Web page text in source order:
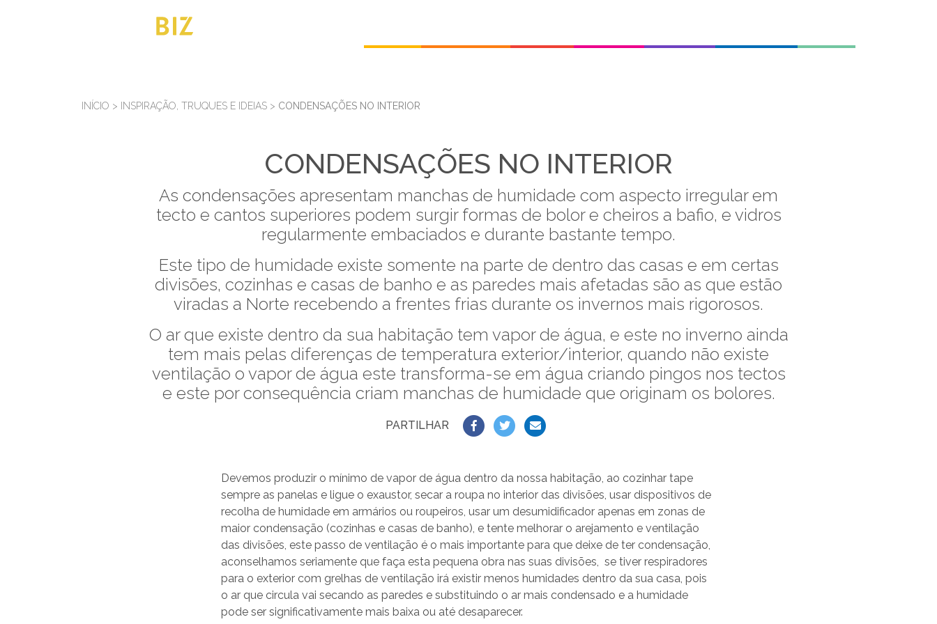
INÍCIO > INSPIRAÇÃO, TRUQUES E IDEIAS > CONDENSAÇÕES NO INTERIOR
CONDENSAÇÕES NO INTERIOR
As condensações apresentam manchas de humidade com aspecto irregular em
tecto e cantos superiores podem surgir formas de bolor e cheiros a bafio, e vidros
regularmente embaciados e durante bastante tempo.
Este tipo de humidade existe somente na parte de dentro das casas e em certas
divisões, cozinhas e casas de banho e as paredes mais afetadas são as que estão
viradas a Norte recebendo a frentes frias durante os invernos mais rigorosos.
O ar que existe dentro da sua habitação tem vapor de água, e este no inverno ainda
tem mais pelas diferenças de temperatura exterior/interior, quando não existe
ventilação o vapor de água este transforma-se em água criando pingos nos tectos
e este por consequência criam manchas de humidade que originam os bolores.
PARTILHAR
Devemos produzir o mínimo de vapor de água dentro da nossa habitação, ao cozinhar tape
sempre as panelas e ligue o exaustor, secar a roupa no interior das divisões, usar dispositivos de
recolha de humidade em armários ou roupeiros, usar um desumidificador apenas em zonas de
maior condensação (cozinhas e casas de banho), e tente melhorar o arejamento e ventilação
das divisões, este passo de ventilação é o mais importante para que deixe de ter condensação,
aconselhamos seriamente que faça esta pequena obra nas suas divisões, se tiver respiradores
para o exterior com grelhas de ventilação irá existir menos humidades dentro da sua casa, pois
o ar que circula vai secando as paredes e substituindo o ar mais condensado e a humidade
pode ser significativamente mais baixa ou até desaparecer.